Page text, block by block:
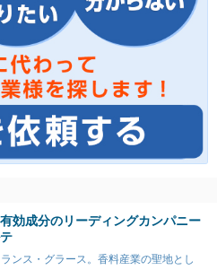
効成分のリーディングカンパニー
ンス・グラース。香料産業の聖地とし